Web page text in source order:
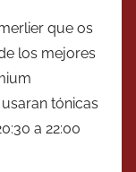
que os
los mejores
tónicas
a 22:00